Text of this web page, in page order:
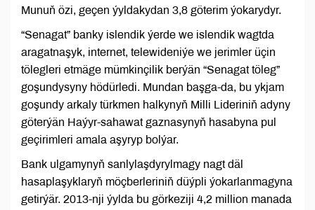
Munuň özi, geçen ýyldakydan 3,8 göterim ýokarydyr.
“Senagat” banky islendik ýerde we islendik wagtda
aragatnaşyk, internet, telewideniýe we jerimler üçin
tölegleri etmäge mümkinçilik berýän “Senagat töleg”
goşundysyny hödürledi. Mundan başga-da, bu ykjam
goşundy arkaly türkmen halkynyň Milli Lideriniň adyny
göterýän Haýyr-sahawat gaznasynyň hasabyna pul
geçirimleri amala aşyryp bolýar.
Bank ulgamynyň sanlylaşdyrylmagy nagt däl
hasaplaşyklaryň möçberleriniň düýpli ýokarlanmagyna
getirýär. 2013-nji ýylda bu görkeziji 4,2 million manada